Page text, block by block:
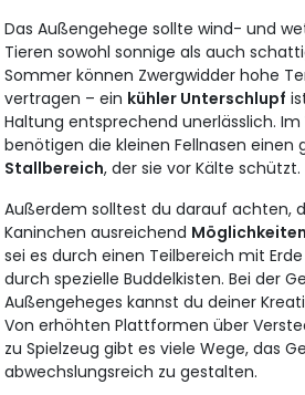
Das Außengehege sollte wind- und
Tieren sowohl sonnige als auch
Sommer können Zwergwidder hohe
vertragen – ein kühler Unterschlupf
Haltung entsprechend unerlässlich.
benötigen die kleinen Fellnasen einen
Stallbereich, der sie vor Kälte schützt.
Außerdem solltest du darauf achten,
Kaninchen ausreichend
sei es durch einen Teilbereich mit
durch spezielle Buddelkisten. Bei der
Außengeheges kannst du deiner
Von erhöhten Plattformen über
zu Spielzeug gibt es viele Wege, das
abwechslungsreich zu gestalten.